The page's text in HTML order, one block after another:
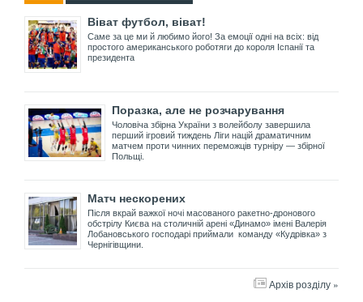
Віват футбол, віват!
Саме за це ми й любимо його! За емоції одні на всіх: від
простого американського роботяги до короля Іспанії та
президента
Поразка, але не розчарування
Чоловіча збірна України з волейболу завершила
перший ігровий тиждень Ліги націй драматичним
матчем проти чинних переможців турніру — збірної
Польщі.
Матч нескорених
Після вкрай важкої ночі масованого ракетно-дронового
обстрілу Києва на столичній арені «Динамо» імені Валерія
Лобановського господарі приймали команду «Кудрівка» з
Чернігівщини.
Архів розділу »